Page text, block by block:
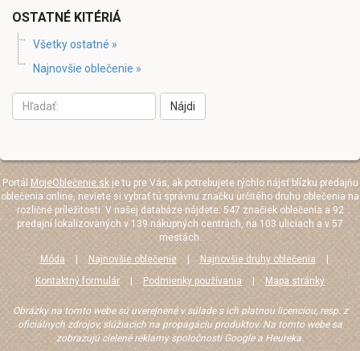
OSTATNÉ KITÉRIÁ
Všetky ostatné »
Najnovšie oblečenie »
Nájdi
Portál MojeOblečenie.skje tu pre Vás, ak potrebujete rýchlo nájsť blízku predajňu
oblečenia online, neviete si vybrať tú správnu značku určitého druhu oblečenia na
rozličné príležitosti. V našej databáze nájdete: 547 značiek oblečenia a 92
predajní lokalizovaných v 139 nákupných centrách, na 103 uliciach a v 57
mestách.
Móda
| Najnovšie oblečenie | Najnovšie druhy oblečenia
|
Kontaktný formulár
| Podmienky používania | Mapa stránky
Obrázky na tomto webe sú uverejnené v súlade s ich platnou licenciou, resp. z
oficiálnych zdrojov, slúžiacich na propagáciu produktov. Na tomto webe sa
zobrazujú cielené reklamy spoločnosti Google a Heureka.